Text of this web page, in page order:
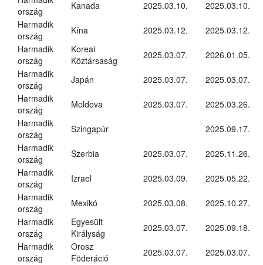
ország
Kanada 2025.03.10.
2025.03.10.
Harmadik
ország
Kína 2025.03.12.
2025.03.12.
Harmadik
ország
Koreai
Köztársaság
2025.03.07.
2026.01.05.
Harmadik
ország
Japán 2025.03.07.
2025.03.07.
Harmadik
ország
Moldova 2025.03.07.
2025.03.26.
Harmadik
ország
Szingapúr
2025.09.17.
Harmadik
ország
Szerbia 2025.03.07.
2025.11.26.
Harmadik
ország
Izrael 2025.03.09.
2025.05.22.
Harmadik
ország
Mexikó 2025.03.08.
2025.10.27.
Harmadik
ország
Egyesült
Királyság
2025.03.07.
2025.09.18.
Harmadik
ország
Orosz
Föderáció
2025.03.07. 2025.03.07.